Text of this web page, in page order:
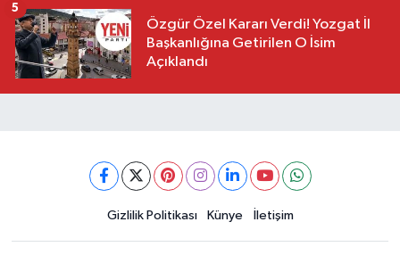
Özgür Özel Kararı Verdi! Yozgat İl
Başkanlığına Getirilen O İsim
Açıklandı
5
Gizlilik Politikası Künye İletişim